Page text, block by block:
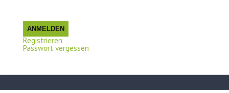
ANMELDEN
Registrieren
Passwort vergessen